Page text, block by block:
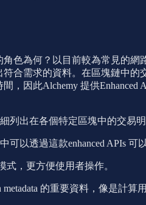
色為何？以目前較為常見的
合需求的資料。在區塊鏈中
，因此Alchemy 提供
列出在各個特定區塊中的交易
以透過這款enhanced APIs
式，更方便使用者操作。
的重要資料，像是計算